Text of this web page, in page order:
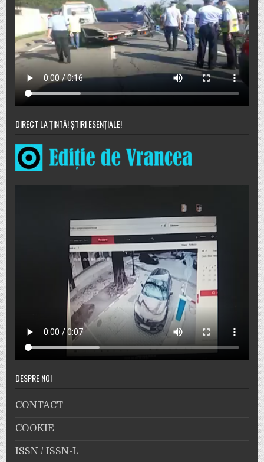
DIRECT LA ȚINTĂ! ȘTIRI ESENȚIALE!
DESPRE NOI
CONTACT
COOKIE
ISSN / ISSN-L